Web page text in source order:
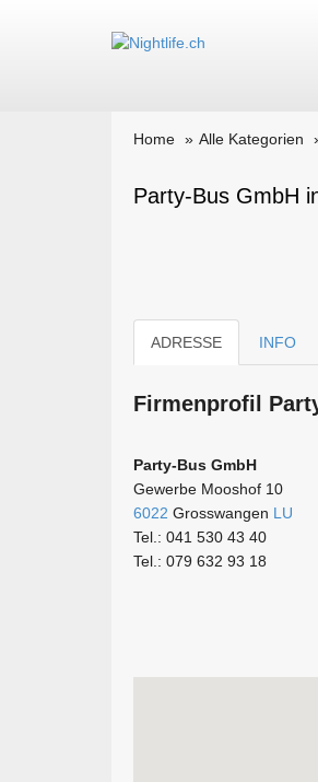
Home Alle Kategorien
Party-Bus GmbH
ADRESSE INFO
Firmen­profil
Party-Bus GmbH
Gewerbe Mooshof 10
6022 Grosswangen LU
Tel.: 041 530 43 40
Tel.: 079 632 93 18